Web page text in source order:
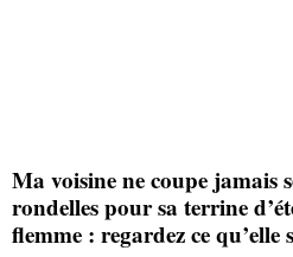
Ma voisine ne coupe jamais
rondelles pour sa terrine
flemme : regardez ce